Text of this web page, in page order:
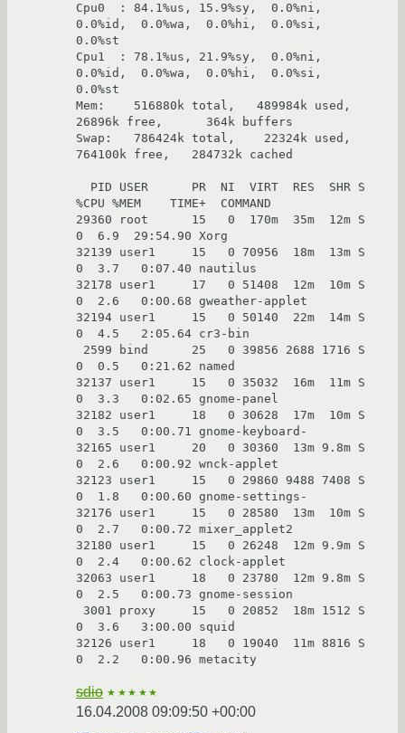
Cpu0  : 84.1%us, 15.9%sy,  0.0%ni,
0.0%id,  0.0%wa,  0.0%hi,  0.0%si,
0.0%st
Cpu1  : 78.1%us, 21.9%sy,  0.0%ni,
0.0%id,  0.0%wa,  0.0%hi,  0.0%si,
0.0%st
Mem:    516880k total,   489984k used,
26896k free,      364k buffers
Swap:   786424k total,    22324k used,
764100k free,   284732k cached
%CPU %MEM    TIME+  COMMAND
29360 root      15   0  170m  35m  12m S
0  6.9  29:54.90 Xorg
32139 user1     15   0 70956  18m  13m S
0  3.7   0:07.40 nautilus
32178 user1     17   0 51408  12m  10m S
0  2.6   0:00.68 gweather-applet
32194 user1     15   0 50140  22m  14m S
0  4.5   2:05.64 cr3-bin
0  0.5   0:21.62 named
32137 user1     15   0 35032  16m  11m S
0  3.3   0:02.65 gnome-panel
32182 user1     18   0 30628  17m  10m S
0  3.5   0:00.71 gnome-keyboard-
32165 user1     20   0 30360  13m 9.8m S
0  2.6   0:00.92 wnck-applet
32123 user1     15   0 29860 9488 7408 S
0  1.8   0:00.60 gnome-settings-
32176 user1     15   0 28580  13m  10m S
0  2.7   0:00.72 mixer_applet2
32180 user1     15   0 26248  12m 9.9m S
0  2.4   0:00.62 clock-applet
32063 user1     18   0 23780  12m 9.8m S
0  2.5   0:00.73 gnome-session
0  3.6   3:00.00 squid
32126 user1     18   0 19040  11m 8816 S
sdio ★★★★★
16.04.2008 09:09:50 +00:00